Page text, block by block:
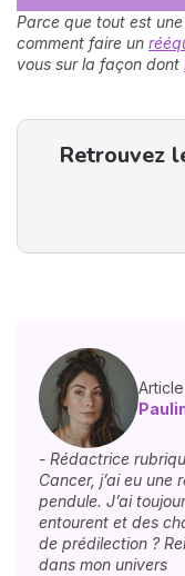
Parce que tout est
comment faire un
vous sur la façon dont
Retrouvez
- Rédactrice
Cancer, j’ai eu
pendule. J’ai
entourent et des
de prédilection ?
dans mon univers